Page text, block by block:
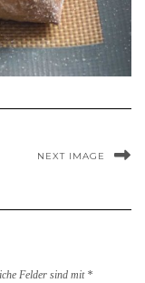
NEXT IMAGE
Felder sind mit *